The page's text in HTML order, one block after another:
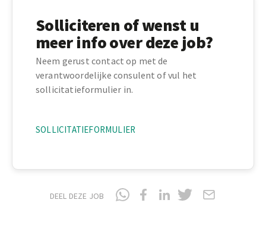
Solliciteren of wenst u
meer info over deze job?
Neem gerust contact op met de
verantwoordelijke consulent of vul het
sollicitatieformulier in.
SOLLICITATIEFORMULIER
DEEL DEZE JOB